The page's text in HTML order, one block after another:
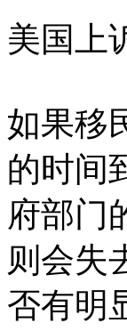
美国上
如果移
的时间
府部门
则会失
否有明